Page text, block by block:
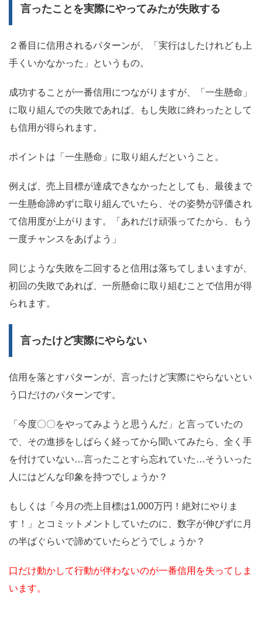
言ったことを実際にやってみたが失敗する
２番目に信用されるパターンが、「実行はしたけれども上
手くいかなかった」というもの。
成功することが一番信用につながりますが、「一生懸命」
に取り組んでの失敗であれば、もし失敗に終わったとして
も信用が得られます。
ポイントは 「一生懸命」に取り組んだということ。
例えば、売上目標が達成できなかったとしても、最後まで
一生懸命諦めずに取り組んでいたら、その姿勢が評価され
て信用度が上がります。「あれだけ頑張ってたから、もう
一度チャンスをあげよう」
同じような失敗を二回すると信用は落ちてしまいますが、
初回の失敗であれば、一所懸命に取り組むことで信用が得
られます。
言ったけど実際にやらない
信用を落とすパターンが、言ったけど実際にやらないとい
う口だけのパターンです。
「今度〇〇をやってみようと思うんだ」と言っていたの
で、その進捗をしばらく経ってから聞いてみたら、全く手
を付けていない…言ったことすら忘れていた…そういった
人にはどんな印象を持つでしょうか？
もしくは「今月の売上目標は1,000万円！絶対にやりま
す！」とコミットメントしていたのに、数字が伸びずに月
の半ばぐらいで諦めていたらどうでしょうか？
口だけ動かして行動が伴わないのが一番信用を失ってしま
います。